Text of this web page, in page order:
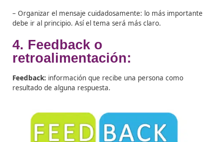
El mensaje emitido y el recibido no son
tanto de la persona emisora como de la receptora.